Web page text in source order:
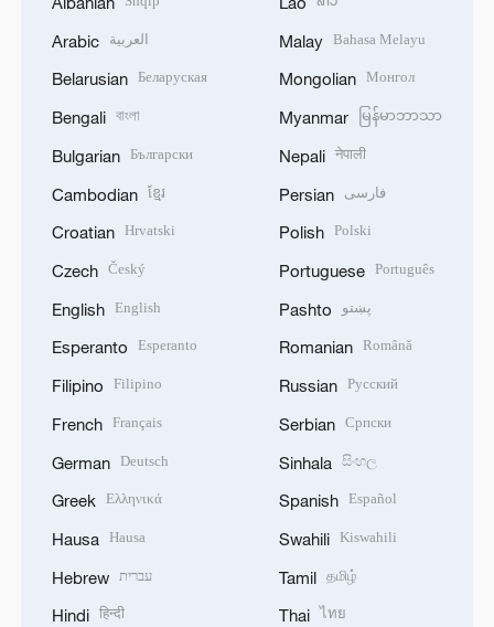
Arabic العربية
Belarusian Беларуская
Bengali বাংলা
Bulgarian Български
Cambodian ខ្មែរ
Croatian Hrvatski
Czech Český
English English
Esperanto Esperanto
Filipino Filipino
French Français
German Deutsch
Greek Ελληνικά
Hausa Hausa
Hebrew עברית
Hindi हिन्दी
Malay Bahasa Melayu
Mongolian Монгол
Myanmar မြန်မာဘာသာ
Nepali नेपाली
Persian فارسی
Polish Polski
Portuguese Português
Pashto پښتو
Romanian Română
Russian Русский
Serbian Српски
Sinhala සිංහල
Spanish Español
Swahili Kiswahili
Tamil தமிழ்
Thai ไทย